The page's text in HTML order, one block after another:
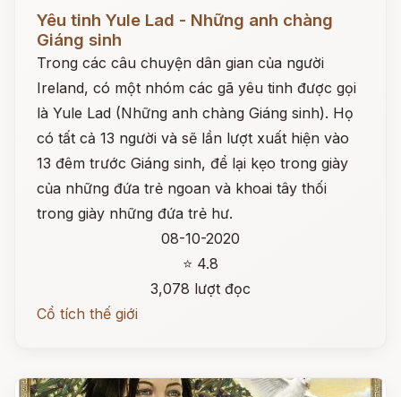
Yêu tinh Yule Lad - Những anh chàng
Giáng sinh
Trong các câu chuyện dân gian của người
Ireland, có một nhóm các gã yêu tinh được gọi
là Yule Lad (Những anh chàng Giáng sinh). Họ
có tất cả 13 người và sẽ lần lượt xuất hiện vào
13 đêm trước Giáng sinh, để lại kẹo trong giày
của những đứa trẻ ngoan và khoai tây thối
trong giày những đứa trẻ hư.
08-10-2020
⭐ 4.8
3,078 lượt đọc
Cổ tích thế giới